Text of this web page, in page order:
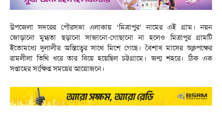
উপজেলা সদরের পৌরসভা এলাকায় ‘মিত্রাপুর’ নামের এই গ্রাম। নয়ন
জোড়ানো মুগ্ধতা ছড়ানো সাজানো-গোছানো না হলেও মিত্রাপুর গ্রামটি
ইতোমধ্যে দুলালীর অস্তিত্বের সাথে মিশে গেছে। বৈশাখ মাসের শুক্লপক্ষের
রামলীলা তিথি ধরে তার বিয়ে হয়েছিল চট্টগ্রামে। জন্ম শহরে। ঠিক এক
সপ্তাহের সংক্ষিপ্ত সময়ের আয়োজনে।